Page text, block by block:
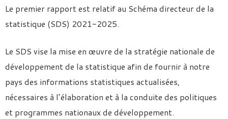
Le premier rapport est relatif au Schéma directeur de la
statistique (SDS) 2021-2025.
Le SDS vise la mise en œuvre de la stratégie nationale de
développement de la statistique afin de fournir à notre
pays des informations statistiques actualisées,
nécessaires à l’élaboration et à la conduite des politiques
et programmes nationaux de développement.